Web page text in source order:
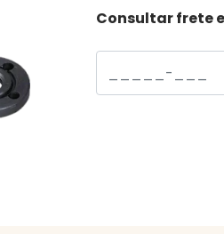
Consultar frete